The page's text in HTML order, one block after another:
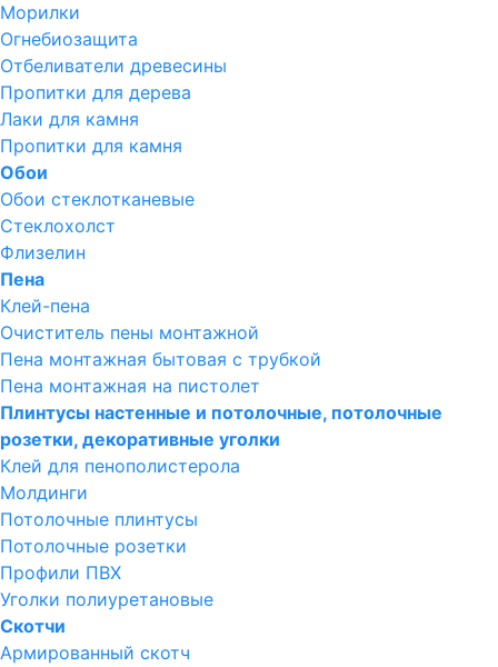
Морилки
Огнебиозащита
Отбеливатели древесины
Пропитки для дерева
Лаки для камня
Пропитки для камня
Обои
Обои стеклотканевые
Стеклохолст
Флизелин
Пена
Клей-пена
Очиститель пены монтажной
Пена монтажная бытовая с трубкой
Пена монтажная на пистолет
Плинтусы настенные и потолочные, потолочные
розетки, декоративные уголки
Клей для пенополистерола
Молдинги
Потолочные плинтусы
Потолочные розетки
Профили ПВХ
Уголки полиуретановые
Скотчи
Армированный скотч